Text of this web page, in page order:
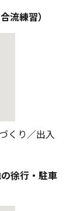
流練習）
くり／出入
徐行・駐車